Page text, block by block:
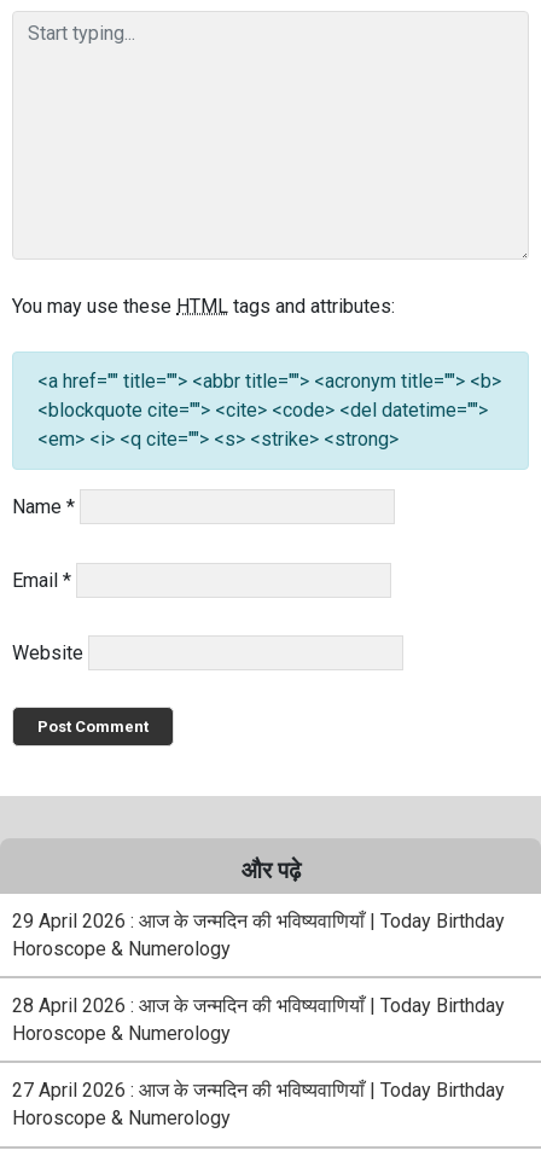
You may use these HTML tags and attributes:
<a href="" title=""> <abbr title=""> <acronym title=""> <b>
<blockquote cite=""> <cite> <code> <del datetime="">
<em> <i> <q cite=""> <s> <strike> <strong>
Name *
Email *
Website
और पढ़े
29 April 2026 : आज के जन्मदिन की भविष्यवाणियाँ | Today Birthday
Horoscope & Numerology
28 April 2026 : आज के जन्मदिन की भविष्यवाणियाँ | Today Birthday
Horoscope & Numerology
27 April 2026 : आज के जन्मदिन की भविष्यवाणियाँ | Today Birthday
Horoscope & Numerology